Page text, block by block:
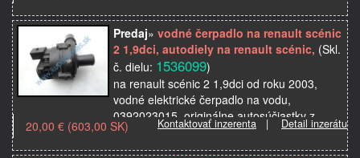
Predaj» vodné čerpadlo na renault scénic
2 1,9dci, autodiely na renault scénic, (Skl.
č. dielu: 1536099)
na renault scénic 2 1,9dci od roku 2003,
vodné elektrické čerpadlo na vodu,
0392023015, originálne autosúčiastky z
autovrakoviskaKontaktovať inzerenta | Detail inzerátu
20,00 € (603,00 SK)